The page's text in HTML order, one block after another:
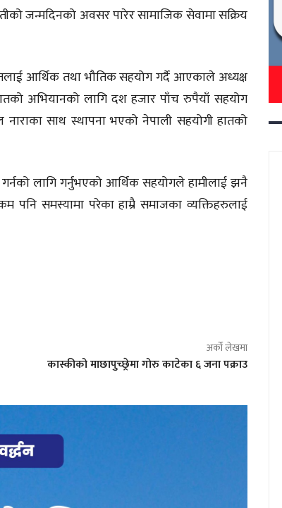
जन्मदिनको अवसर पारेर सामाजिक सेवामा सक्रिय
आर्थिक तथा भौतिक सहयोग गर्दै आएकाले अध्यक्ष
अभियानको लागि दश हजार पाँच रुपैयाँ सहयोग
साथ स्थापना भएको नेपाली सहयोगी हातको
लागि गर्नुभएको आर्थिक सहयोगले हामीलाई झनै
पनि समस्यामा परेका हाम्रै समाजका व्यक्तिहरुलाई
अर्को लेखमा
कास्कीको माछापुच्छ्रेमा गोरु काटेका ६ जना पक्राउ